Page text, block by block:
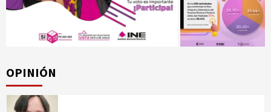
OPINIÓN